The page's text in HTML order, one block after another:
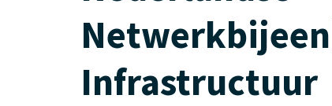
Infrastructuur